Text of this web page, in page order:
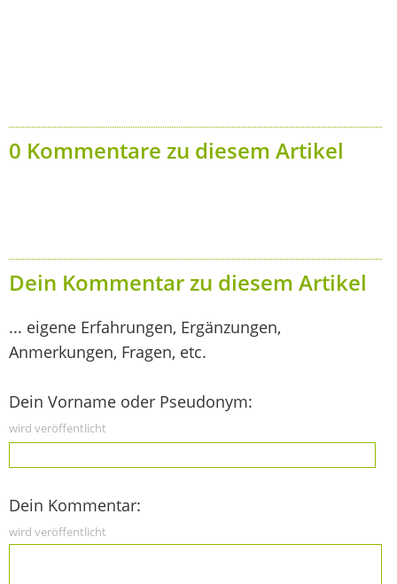
0 Kommentare zu diesem Artikel
Dein Kommentar zu diesem Artikel
... eigene Erfahrungen, Ergänzungen,
Anmerkungen, Fragen, etc.
Dein Vorname oder Pseudonym:
wird veröffentlicht
Dein Kommentar:
wird veröffentlicht